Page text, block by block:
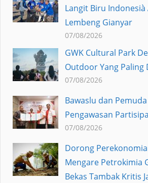
Langit Biru Indonesià
Lembeng Gianyar
07/08/2026
GWK Cultural Park
Outdoor Yang Paling
07/08/2026
Bawaslu dan
Pengawasan
07/08/2026
Dorong
Mengare Petrokimia
Bekas Tambak Kritis